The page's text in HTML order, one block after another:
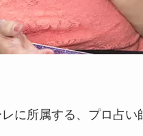
に所属する、プロ占い